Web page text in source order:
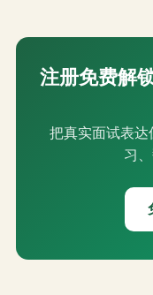
注册免费解
把真实面试表
习